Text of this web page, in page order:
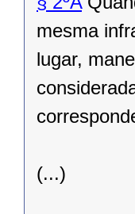
mesma
lugar,
(...)